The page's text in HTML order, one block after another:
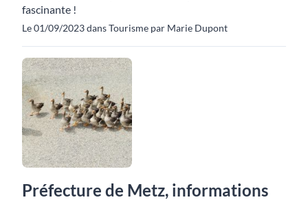
fascinante !
Le 01/09/2023 dans Tourisme par Marie Dupont
Préfecture de Metz, informations